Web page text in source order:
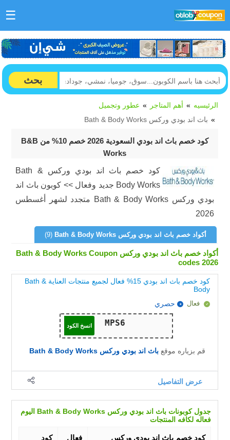
☰
بحث
الرئيسيه أهم المتاجر
عطور وتجميل
باث اند بودي وركس Bath & Body Works
كود خصم باث اند بودي السعودية 2026 خصم 10% من B&B
Works
كود خصم باث اند بودي وركس Bath &
Body Works جديد وفعال >> كوبون باث اند
بودي وركس Bath & Body Works متجدد لشهر أغسطس
2026
أكواد خصم باث اند بودي وركس Bath & Body Works (9)
أكواد خصم باث اند بودي وركس Bath & Body Works Coupon
codes 2026
كود خصم باث اند بودي 15% فعال لجميع منتجات العناية Bath &
Body
فعال حصري
انسخ الكود
قم بزياره موقعباث اند بودي وركس Bath & Body Works
عرض التفاصيل
جدول كوبونات باث اند بودي وركس Bath & Body Works اليوم
فعاله لكافه المنتجات
كود خصم باث اند بودي وركس
فعال
كود